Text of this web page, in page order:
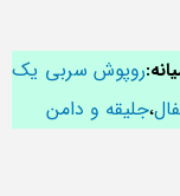
روپوش سربی یک
،جلیقه و دامن